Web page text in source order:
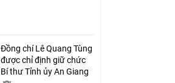
Đồng chí Lê Quang Tùng
được chỉ định giữ chức
Bí thư Tỉnh ủy An Giang